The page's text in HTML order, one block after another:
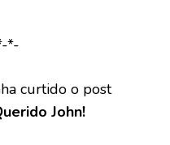
*-
curtido o post
John!